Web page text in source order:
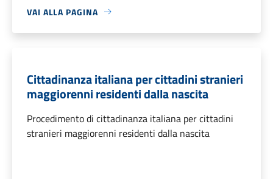
VAI ALLA PAGINA
Cittadinanza italiana per cittadini stranieri
maggiorenni residenti dalla nascita
Procedimento di cittadinanza italiana per cittadini
stranieri maggiorenni residenti dalla nascita